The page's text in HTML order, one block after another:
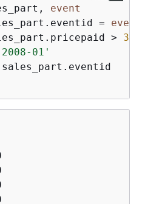
event
= event
> 30
01'